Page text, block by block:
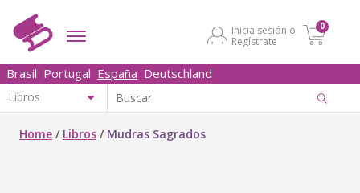
Inicia sesión o
Regístrate
0
Brasil Portugal España Deutschland
Home / Libros / Mudras Sagrados